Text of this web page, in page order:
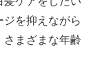
を抑えながら
さまざまな年齢